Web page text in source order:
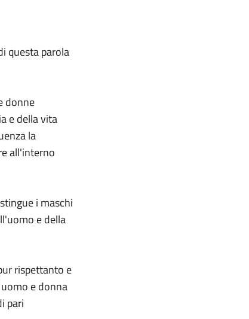
questa parola
donne
e della vita
la
all'interno
i maschi
e della
rispettanto e
e donna
pari